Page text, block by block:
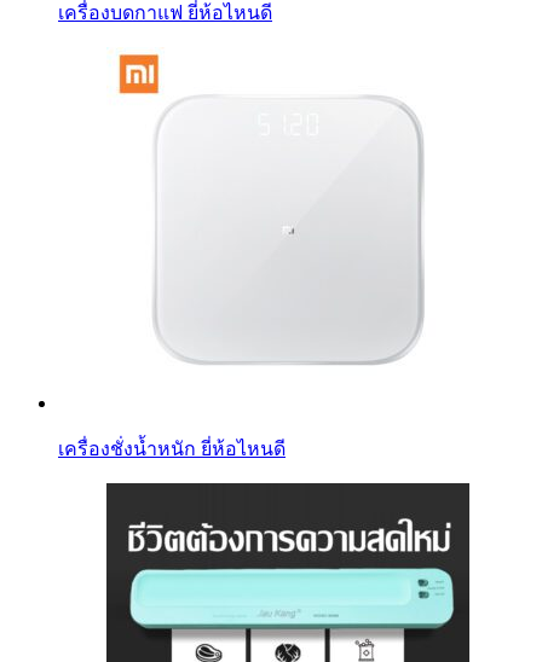
เครื่องบดกาแฟ ยี่ห้อไหนดี
เครื่องชั่งน้ำหนัก ยี่ห้อไหนดี